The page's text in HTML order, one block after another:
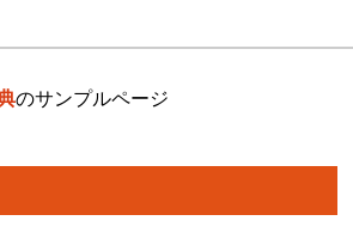
のサンプルページ